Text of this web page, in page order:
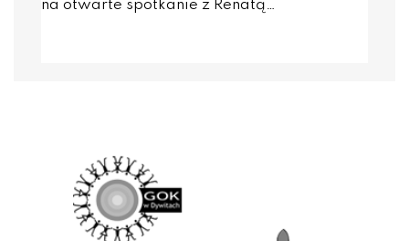
na otwarte spotkanie z Renatą…